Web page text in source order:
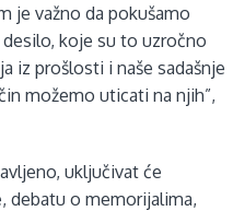
je važno da pokušamo
koje su to uzročno
iz prošlosti i naše sadašnje
možemo uticati na njih”,
uključivat će
debatu o memorijalima,